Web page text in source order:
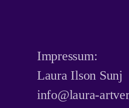
Impressum:
​Laura Ilson Sunj
info@laura-